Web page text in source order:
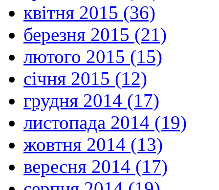
квітня 2015 (36)
березня 2015 (21)
лютого 2015 (15)
січня 2015 (12)
грудня 2014 (17)
листопада 2014 (19)
жовтня 2014 (13)
вересня 2014 (17)